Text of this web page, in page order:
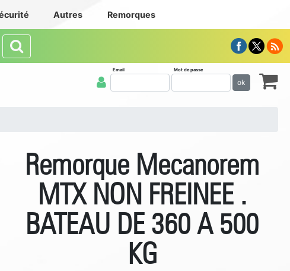
Autres Remorques
Email Mot de passe
ok
Remorque Mecanorem
MTX NON FREINEE .
BATEAU DE 360 A 500
KG